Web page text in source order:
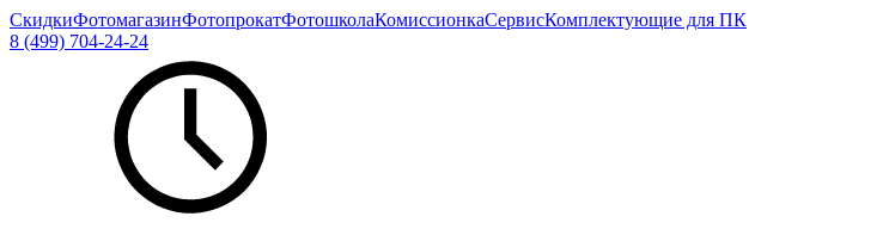
СкидкиФотомагазинФотопрокатФотошколаКомиссионкаСервисКомплектующие для ПК
8 (499) 704-24-24